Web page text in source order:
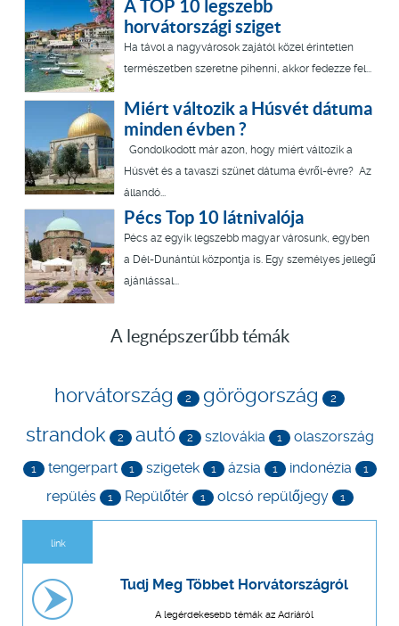
A TOP 10 legszebb
horvátországi sziget
Ha távol a nagyvárosok zajától közel érintetlen
természetben szeretne pihenni, akkor fedezze fel...
Miért változik a Húsvét dátuma
minden évben ?
Gondolkodott már azon, hogy miért változik a
Húsvét és a tavaszi szünet dátuma évről-évre? Az
állandó...
Pécs Top 10 látnivalója
Pécs az egyik legszebb magyar városunk, egyben
a Dél-Dunántúl központja is. Egy személyes jellegű
ajánlással...
A legnépszerűbb témák
horvátország 2 görögország 2
strandok 2 autó 2 szlovákia 1 olaszország
1 tengerpart 1 szigetek 1 ázsia 1 indonézia 1
repülés 1 Repülőtér 1 olcsó repülőjegy 1
link
Tudj Meg Többet Horvátországról
A legérdekesebb témák az Adriáról